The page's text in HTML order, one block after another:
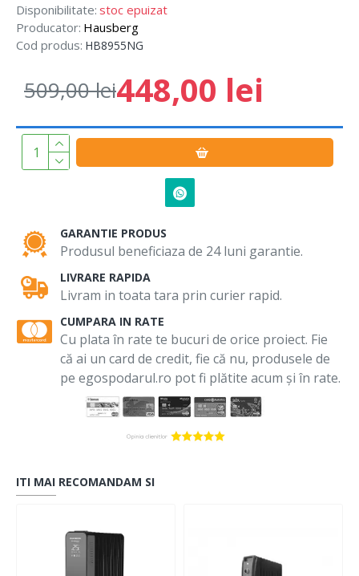
Disponibilitate: stoc epuizat
Producator: Hausberg
Cod produs: HB8955NG
448,00 lei
509,00 lei
GARANTIE PRODUS
Produsul beneficiaza de 24 luni garantie.
LIVRARE RAPIDA
Livram in toata tara prin curier rapid.
CUMPARA IN RATE
Cu plata în rate te bucuri de orice proiect. Fie
că ai un card de credit, fie că nu, produsele de
pe egospodarul.ro pot fi plătite acum și în rate.
ITI MAI RECOMANDAM SI